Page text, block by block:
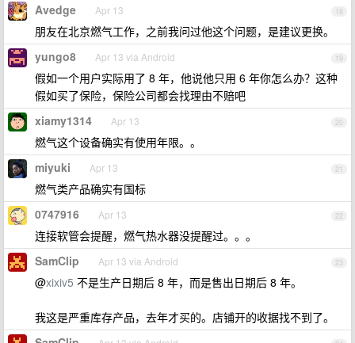
18
Avedge Apr 13
朋友在北京燃气工作，之前我问过他这个问题，是建议更换。
19
yungo8 Apr 13 via Android
假如一个用户实际用了 8 年，他说他只用 6 年你怎么办？这种
假如买了保险，保险公司都会找理由不赔吧
20
xiamy1314 Apr 13
燃气这个设备确实有使用年限。。
21
miyuki Apr 13
燃气类产品确实有国标
22
0747916 Apr 13
连接软管会提醒，燃气热水器没提醒过。。。
23
SamClip Apr 13 via Android
@xixiv5 不是生产日期后 8 年，而是售出日期后 8 年。
我这是严重库存产品，去年才买的。店铺开的收据找不到了。